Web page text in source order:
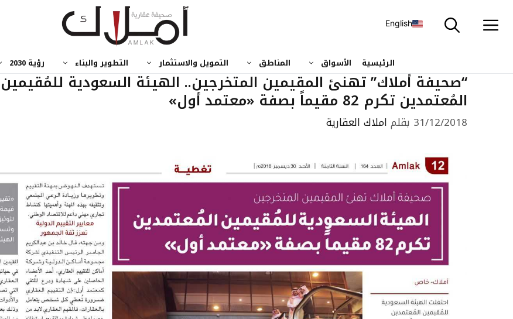
إلى
English
الرئيسية الأسواق المناطق التمويل والاستثمار التطوير والبناء رؤية 2030
“صحيفة أملاك” تهنئ المقيمين المتخرجين.. الهيئة السعودية للمُقيمين
المُعتمدين تكرم 82 مقيماً بصفة «معتمد أول»
31/12/2018 بقلم املاك العقارية